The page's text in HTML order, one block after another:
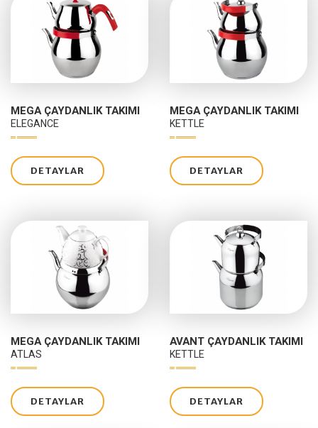
MEGA ÇAYDANLIK TAKIMI
ELEGANCE
DETAYLAR
MEGA ÇAYDANLIK TAKIMI
KETTLE
DETAYLAR
MEGA ÇAYDANLIK TAKIMI
ATLAS
DETAYLAR
AVANT ÇAYDANLIK TAKIMI
KETTLE
DETAYLAR